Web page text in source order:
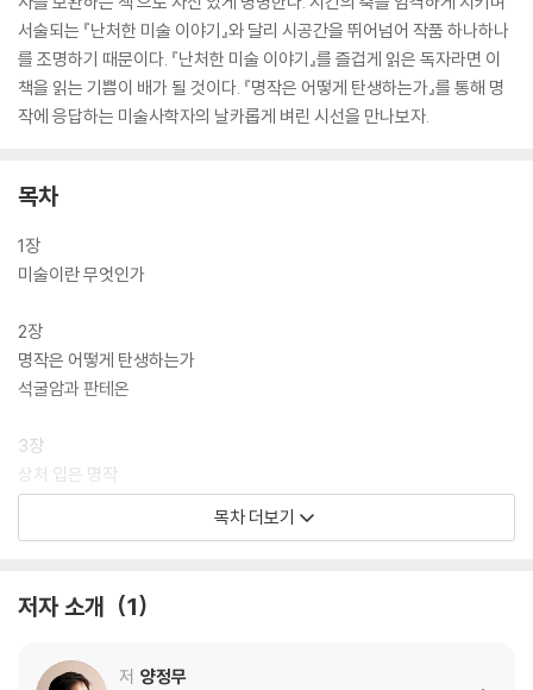
서술되는 『난처한 미술 이야기』와 달리 시공간을 뛰어넘어 작품 하나하나
를 조명하기 때문이다. 『난처한 미술 이야기』를 즐겁게 읽은 독자라면 이
책을 읽는 기쁨이 배가 될 것이다. 『명작은 어떻게 탄생하는가』를 통해 명
작에 응답하는 미술사학자의 날카롭게 벼린 시선을 만나보자.
목차
1장
미술이란 무엇인가
2장
명작은 어떻게 탄생하는가
석굴암과 판테온
3장
상처 입은 명작
미켈란젤로의 시스티나 성당 천장화
테오도르 제리코의 메두사호의 뗏목
5장
목차 더보기
저자 소개 1
저 양정무